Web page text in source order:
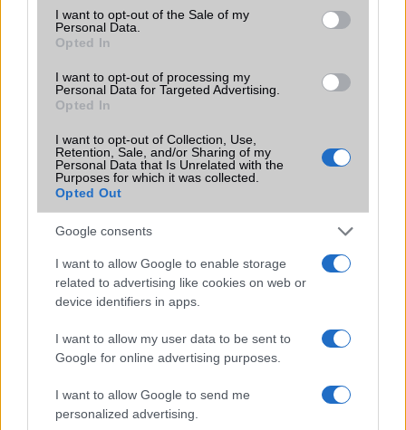
consent section.
I want to opt-out of the Sale of my
Personal Data.
Opted In
I want to opt-out of processing my
Personal Data for Targeted Advertising.
Opted In
I want to opt-out of Collection, Use,
Retention, Sale, and/or Sharing of my
Personal Data that Is Unrelated with the
Purposes for which it was collected.
Opted Out
Google consents
I want to allow Google to enable storage
related to advertising like cookies on web or
device identifiers in apps.
I want to allow my user data to be sent to
Google for online advertising purposes.
I want to allow Google to send me
personalized advertising.
Terület Globális
Funkciók
Brand Tablet PC
Védelem
Limited Edition Nincs
SAR
0,99
N/A = Nincs adat. Legutóbbi frissítés: 2026-07-13 19:00:00
Új és Használt GSM kiemelt ajánlatok
Xiaomi 15